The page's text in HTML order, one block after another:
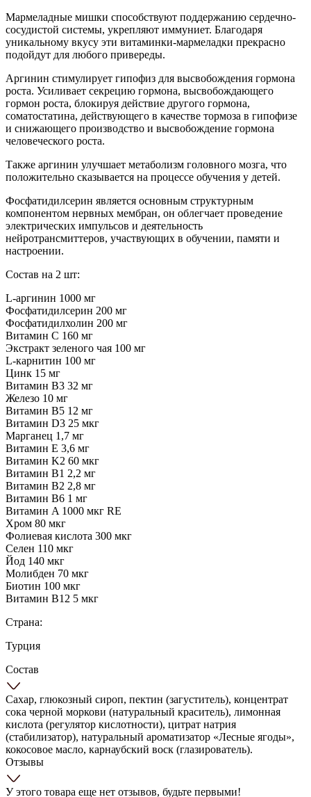
Мармеладные мишки способствуют поддержанию сердечно-
сосудистой системы, укрепляют иммуниет. Благодаря
уникальному вкусу эти витаминки-мармеладки прекрасно
подойдут для любого привереды.
Аргинин стимулирует гипофиз для высвобождения гормона
роста. Усиливает секрецию гормона, высвобождающего
гормон роста, блокируя действие другого гормона,
соматостатина, действующего в качестве тормоза в гипофизе
и снижающего производство и высвобождение гормона
человеческого роста.
Также аргинин улучшает метаболизм головного мозга, что
положительно сказывается на процессе обучения у детей.
Фосфатидилсерин является основным структурным
компонентом нервных мембран, он облегчает проведение
электрических импульсов и деятельность
нейротрансмиттеров, участвующих в обучении, памяти и
настроении.
Состав на 2 шт:
L-аргинин 1000 мг
Фосфатидилсерин 200 мг
Фосфатидилхолин 200 мг
Витамин C 160 мг
Экстракт зеленого чая 100 мг
L-карнитин 100 мг
Цинк 15 мг
Витамин B3 32 мг
Железо 10 мг
Витамин B5 12 мг
Витамин D3 25 мкг
Марганец 1,7 мг
Витамин E 3,6 мг
Витамин K2 60 мкг
Витамин B1 2,2 мг
Витамин B2 2,8 мг
Витамин B6 1 мг
Витамин A 1000 мкг RE
Хром 80 мкг
Фолиевая кислота 300 мкг
Селен 110 мкг
Йод 140 мкг
Молибден 70 мкг
Биотин 100 мкг
Витамин B12 5 мкг
Страна:
Турция
Состав
Сахар, глюкозный сироп, пектин (загуститель), концентрат
сока черной моркови (натуральный краситель), лимонная
кислота (регулятор кислотности), цитрат натрия
(стабилизатор), натуральный ароматизатор «Лесные ягоды»,
кокосовое масло, карнаубский воск (глазирователь).
Отзывы
У этого товара еще нет отзывов, будьте первыми!